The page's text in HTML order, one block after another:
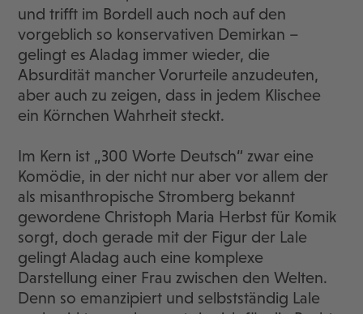
und trifft im Bordell auch noch auf den
vorgeblich so konservativen Demirkan –
gelingt es Aladag immer wieder, die
Absurdität mancher Vorurteile anzudeuten,
aber auch zu zeigen, dass in jedem Klischee
ein Körnchen Wahrheit steckt.
Im Kern ist „300 Worte Deutsch“ zwar eine
Komödie, in der nicht nur aber vor allem der
als misanthropische Stromberg bekannt
gewordene Christoph Maria Herbst für Komik
sorgt, doch gerade mit der Figur der Lale
gelingt Aladag auch eine komplexe
Darstellung einer Frau zwischen den Welten.
Denn so emanzipiert und selbstständig Lale